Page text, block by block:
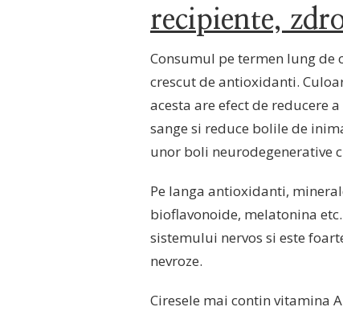
CONSUMULUIrecipiente,
Consumul pe termen lung
crescut de antioxidanti.
acesta are efect de reducere
sange si reduce bolile de
unor boli neurodegenerative
Pe langa antioxidanti,
bioflavonoide, melatonina
sistemului nervos si este
nevroze.
Ciresele mai contin vitamina